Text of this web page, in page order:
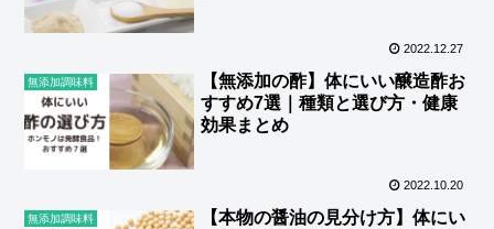
2022.12.27
無添加調味料
【無添加の酢】体にいい醸造酢お
すすめ7選｜種類と選び方・健康
効果まとめ
2022.10.20
無添加調味料
【本物の醤油の見分け方】体にい